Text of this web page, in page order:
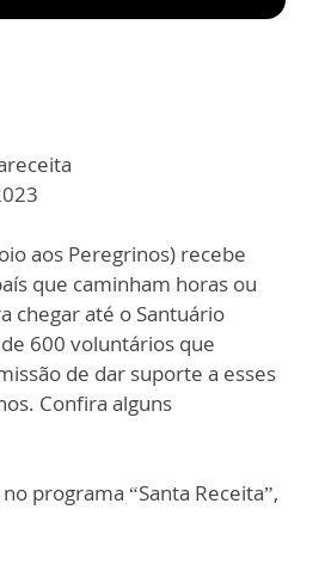
aos Peregrinos) recebe
que caminham horas ou
chegar até o Santuário
600 voluntários que
de dar suporte a esses
Confira alguns
programa “Santa Receita”,